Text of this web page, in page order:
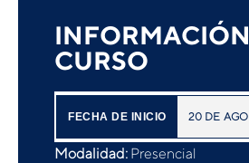
CURSO
FECHA DE INICIO 20 DE
Modalidad: Presencial